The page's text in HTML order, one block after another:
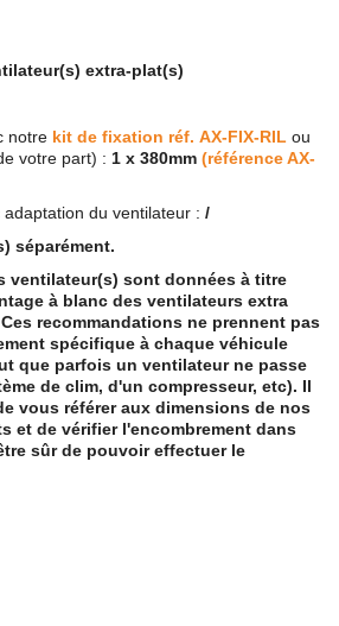
extra-plat(s)
notre kit de fixation réf. AX-FIX-RIL ou
votre part) : 1 x 380mm (référence AX-
du ventilateur : /
séparément.
ventilateur(s) sont données à titre
à blanc des ventilateurs extra
recommandations ne prennent pas
spécifique à chaque véhicule
que parfois un ventilateur ne passe
de clim, d'un compresseur, etc). Il
vous référer aux dimensions de nos
et de vérifier l'encombrement dans
sûr de pouvoir effectuer le